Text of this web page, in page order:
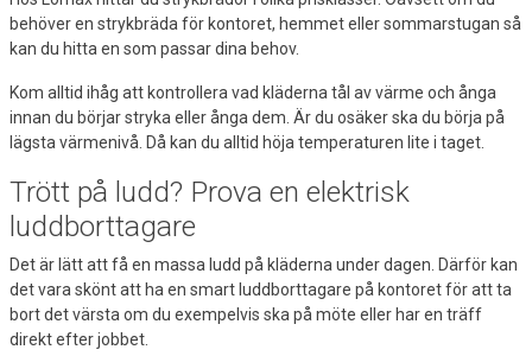
behöver en strykbräda för kontoret, hemmet eller sommarstugan så
kan du hitta en som passar dina behov.
Kom alltid ihåg att kontrollera vad kläderna tål av värme och ånga
innan du börjar stryka eller ånga dem. Är du osäker ska du börja på
lägsta värmenivå. Då kan du alltid höja temperaturen lite i taget.
Trött på ludd? Prova en elektrisk
luddborttagare
Det är lätt att få en massa ludd på kläderna under dagen. Därför kan
det vara skönt att ha en smart luddborttagare på kontoret för att ta
bort det värsta om du exempelvis ska på möte eller har en träff
direkt efter jobbet.